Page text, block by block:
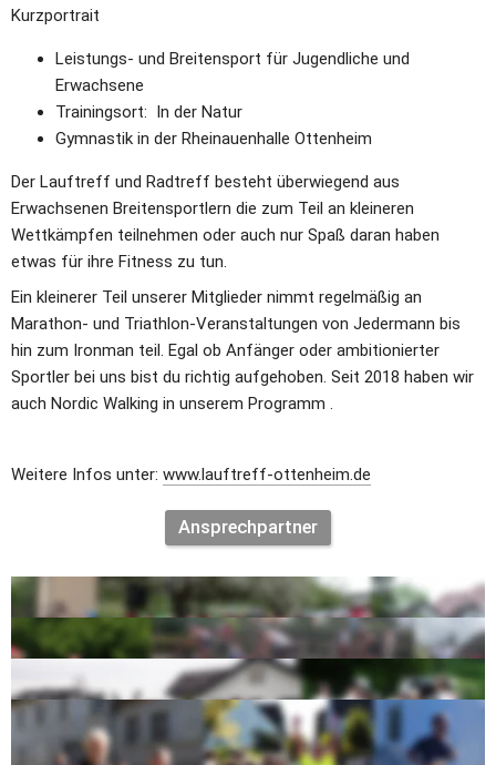
Kurzportrait
Leistungs- und Breitensport für Jugendliche und
Erwachsene
Trainingsort:  In der Natur
Gymnastik in der Rheinauenhalle Ottenheim
Der Lauftreff und Radtreff besteht überwiegend aus
Erwachsenen Breitensportlern die zum Teil an kleineren
Wettkämpfen teilnehmen oder auch nur Spaß daran haben
etwas für ihre Fitness zu tun.
Ein kleinerer Teil unserer Mitglieder nimmt regelmäßig an
Marathon- und Triathlon-Veranstaltungen von Jedermann bis
hin zum Ironman teil. Egal ob Anfänger oder ambitionierter
Sportler bei uns bist du richtig aufgehoben. Seit 2018 haben wir
auch Nordic Walking in unserem Programm .
Weitere Infos unter: www.lauftreff-ottenheim.de
Ansprechpartner